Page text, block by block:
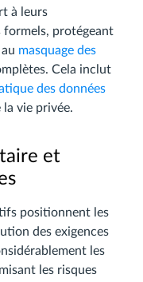
à leurs
formels, protégeant
masquage des
Cela inclut
des données
vie privée.
et
positionnent les
des exigences
les
les risques